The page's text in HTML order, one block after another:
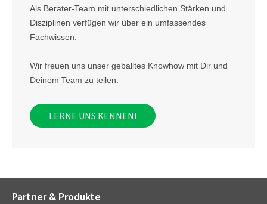
Als Berater-Team mit unterschiedlichen Stärken und
Disziplinen verfügen wir über ein umfassendes
Fachwissen.
Wir freuen uns unser geballtes Knowhow mit Dir und
Deinem Team zu teilen.
LERNE UNS KENNEN!
Partner & Produkte